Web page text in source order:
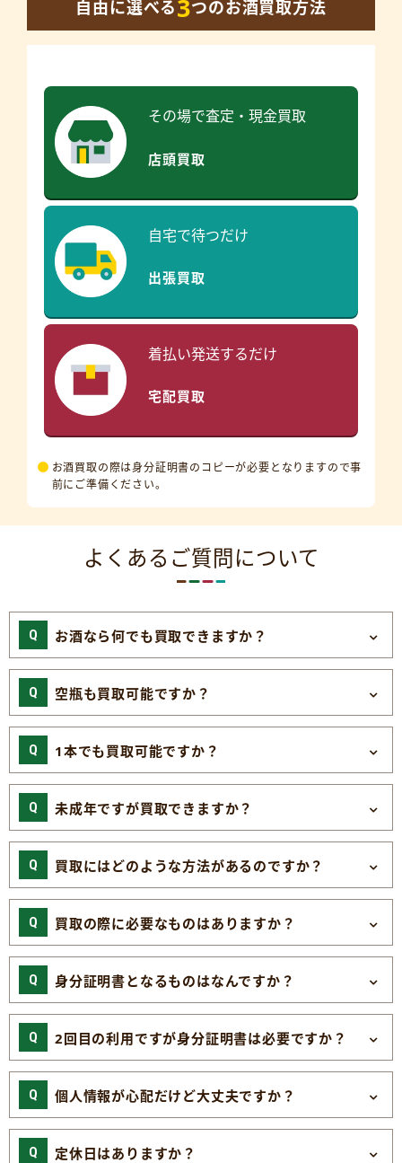
自由に選べる3つのお酒買取方法
その場で査定・現金買取
店頭買取
自宅で待つだけ
出張買取
着払い発送するだけ
宅配買取
お酒買取の際は身分証明書のコピーが必要となりますので事
前にご準備ください。
よくあるご質問について
お酒なら何でも買取できますか？
空瓶も買取可能ですか？
1本でも買取可能ですか？
未成年ですが買取できますか？
買取にはどのような方法があるのですか？
買取の際に必要なものはありますか？
身分証明書となるものはなんですか？
2回目の利用ですが身分証明書は必要ですか？
個人情報が心配だけど大丈夫ですか？
定休日はありますか？